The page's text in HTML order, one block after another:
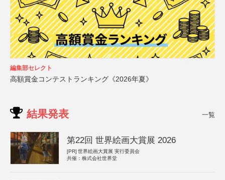
編集部セレクト
高額賞金コンテストランキング《2026年夏》
結果発表 一覧
第22回 世界絵画大賞展 2026
[PR] 世界絵画大賞展 実行委員会
共催：株式会社世界堂